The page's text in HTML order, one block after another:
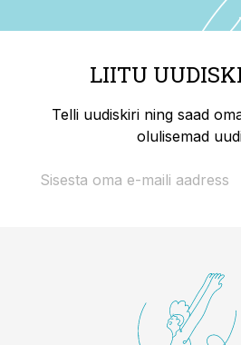
LIITU
Telli uudiskiri ning saad
olulisemad